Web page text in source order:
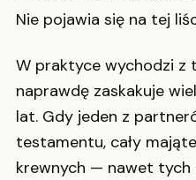
Nie pojawia się na tej
W praktyce wychodzi z
naprawdę zaskakuje
lat. Gdy jeden z
testamentu, cały
krewnych — nawet tych